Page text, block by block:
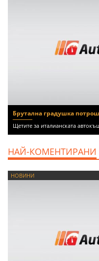
Брутална градушка
Щетите за италианската
НАЙ-КОМЕНТИРАНИ
НОВИНИ